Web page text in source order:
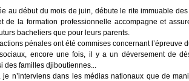
au début du mois de juin, débute le rite immuable
de la formation professionnelle accompagne et
bacheliers que pour leurs parents.
pénales ont été commises concernant l’épreuve
encore une fois, il y a un déversement de
des familles djiboutiennes...
n’interviens dans les médias nationaux que de